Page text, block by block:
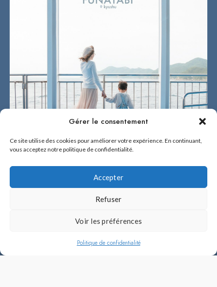
Gérer le consentement
Ce site utilise des cookies pour améliorer votre expérience. En continuant,
vous acceptez notre politique de confidentialité.
Accepter
Refuser
Voir les préférences
Politique de confidentialité
Béné no Fukuoka ! est fière d'être la référence en français sur Fukuoka et